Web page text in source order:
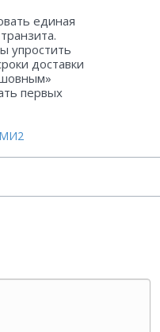
единая
упростить
доставки
первых